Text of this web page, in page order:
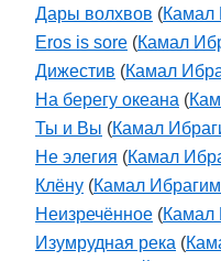
Дары волхвов (Камал
Eros is sore (Камал
Дижестив (Камал
На берегу океана (
Ты и Вы (Камал
Не элегия (Камал
Клёну (Камал
Неизречённое (Камал
Изумрудная река (